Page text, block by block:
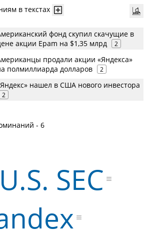
в текстах
фонд скупил скачущие в
акции Epam на $1,35 млрд
2
продали акции «Яндекса»
полмиллиарда долларов
2
нашел в США нового инвестора
2
- 6
U.S. SEC